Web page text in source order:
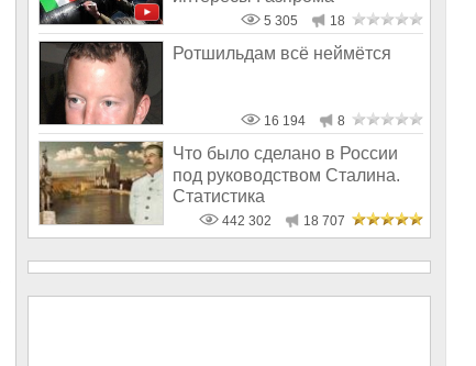
5 305 18
Ротшильдам всё неймётся
16 194 8
Что было сделано в России
под руководством Сталина.
Статистика
442 302 18 707